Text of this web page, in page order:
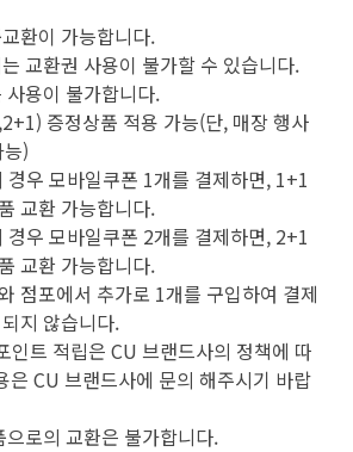
환이 가능합니다.
교환권 사용이 불가할 수 있습니다.
용이 불가합니다.
증정상품 적용 가능(단, 매장 행사
)
우 모바일쿠폰 1개를 결제하면, 1+1
교환 가능합니다.
우 모바일쿠폰 2개를 결제하면, 2+1
교환 가능합니다.
점포에서 추가로 1개를 구입하여 결제
지 않습니다.
인트 적립은 CU 브랜드사의 정책에 따
은 CU 브랜드사에 문의 해주시기 바랍
로의 교환은 불가합니다.